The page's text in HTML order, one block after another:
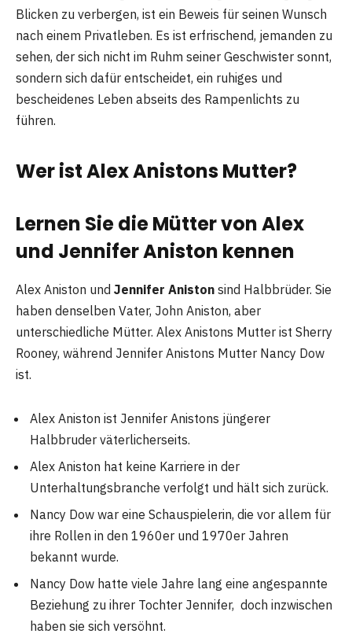
Blicken zu verbergen, ist ein Beweis für seinen Wunsch
nach einem Privatleben. Es ist erfrischend, jemanden zu
sehen, der sich nicht im Ruhm seiner Geschwister sonnt,
sondern sich dafür entscheidet, ein ruhiges und
bescheidenes Leben abseits des Rampenlichts zu
führen.
Wer ist Alex Anistons Mutter?
Lernen Sie die Mütter von Alex
und Jennifer Aniston kennen
Alex Aniston und Jennifer Aniston sind Halbbrüder. Sie
haben denselben Vater, John Aniston, aber
unterschiedliche Mütter. Alex Anistons Mutter ist Sherry
Rooney, während Jennifer Anistons Mutter Nancy Dow
ist.
Alex Aniston ist Jennifer Anistons jüngerer
Halbbruder väterlicherseits.
Alex Aniston hat keine Karriere in der
Unterhaltungsbranche verfolgt und hält sich zurück.
Nancy Dow war eine Schauspielerin, die vor allem für
ihre Rollen in den 1960er und 1970er Jahren
bekannt wurde.
Nancy Dow hatte viele Jahre lang eine angespannte
Beziehung zu ihrer Tochter Jennifer, doch inzwischen
haben sie sich versöhnt.